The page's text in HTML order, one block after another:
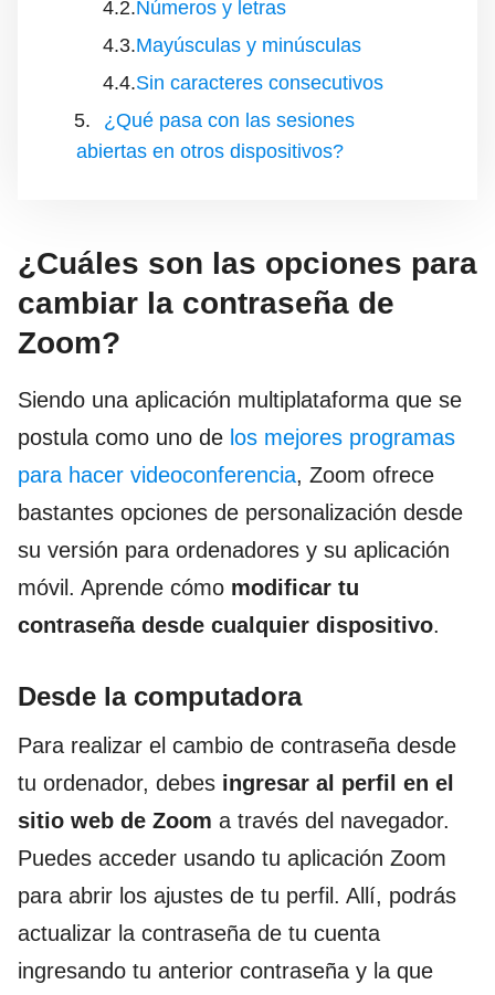
Números y letras
Mayúsculas y minúsculas
Sin caracteres consecutivos
¿Qué pasa con las sesiones
abiertas en otros dispositivos?
¿Cuáles son las opciones para
cambiar la contraseña de
Zoom?
Siendo una aplicación multiplataforma que se
postula como uno de los mejores programas
para hacer videoconferencia, Zoom ofrece
bastantes opciones de personalización desde
su versión para ordenadores y su aplicación
móvil. Aprende cómo modificar tu
contraseña desde cualquier dispositivo.
Desde la computadora
Para realizar el cambio de contraseña desde
tu ordenador, debes ingresar al perfil en el
sitio web de Zoom a través del navegador.
Puedes acceder usando tu aplicación Zoom
para abrir los ajustes de tu perfil. Allí, podrás
actualizar la contraseña de tu cuenta
ingresando tu anterior contraseña y la que